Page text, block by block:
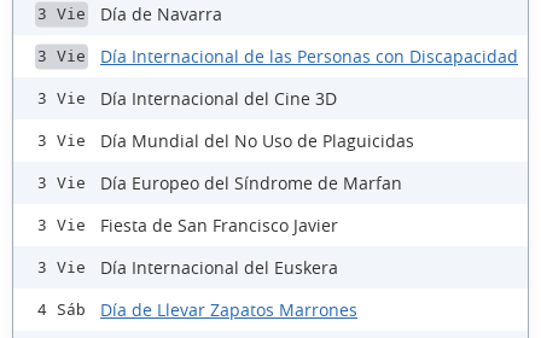
3 Vie Día de Navarra
3 Vie Día Internacional de las Personas con Discapacidad
3 Vie Día Internacional del Cine 3D
3 Vie Día Mundial del No Uso de Plaguicidas
3 Vie Día Europeo del Síndrome de Marfan
3 Vie Fiesta de San Francisco Javier
3 Vie Día Internacional del Euskera
4 Sáb Día de Llevar Zapatos Marrones